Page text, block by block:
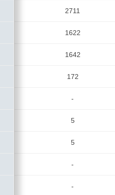
2711
1622
1642
172
-
5
5
-
-